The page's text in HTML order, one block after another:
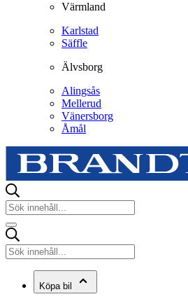
Värmland
Karlstad
Säffle
Älvsborg
Alingsås
Mellerud
Vänersborg
Åmål
Köpa bil